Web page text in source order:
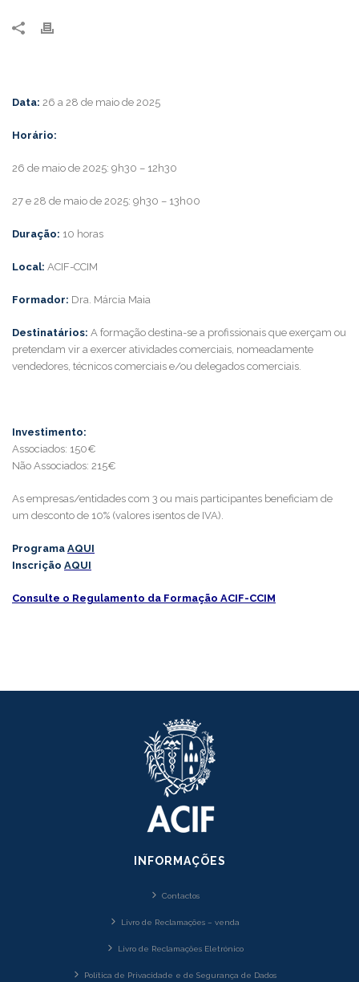
Data: 26 a 28 de maio de 2025
Horário:
26 de maio de 2025: 9h30 – 12h30
27 e 28 de maio de 2025: 9h30 – 13h00
Duração: 10 horas
Local: ACIF-CCIM
Formador: Dra. Márcia Maia
Destinatários: A formação destina-se a profissionais que exerçam ou
pretendam vir a exercer atividades comerciais, nomeadamente
vendedores, técnicos comerciais e/ou delegados comerciais.
Investimento:
Associados: 150€
Não Associados: 215€
As empresas/entidades com 3 ou mais participantes beneficiam de
um desconto de 10% (valores isentos de IVA).
Programa AQUI
Inscrição AQUI
Consulte o Regulamento da Formação ACIF-CCIM
INFORMAÇÕES
Contactos
Livro de Reclamações – venda
Livro de Reclamações Eletrónico
Política de Privacidade e de Segurança de Dados